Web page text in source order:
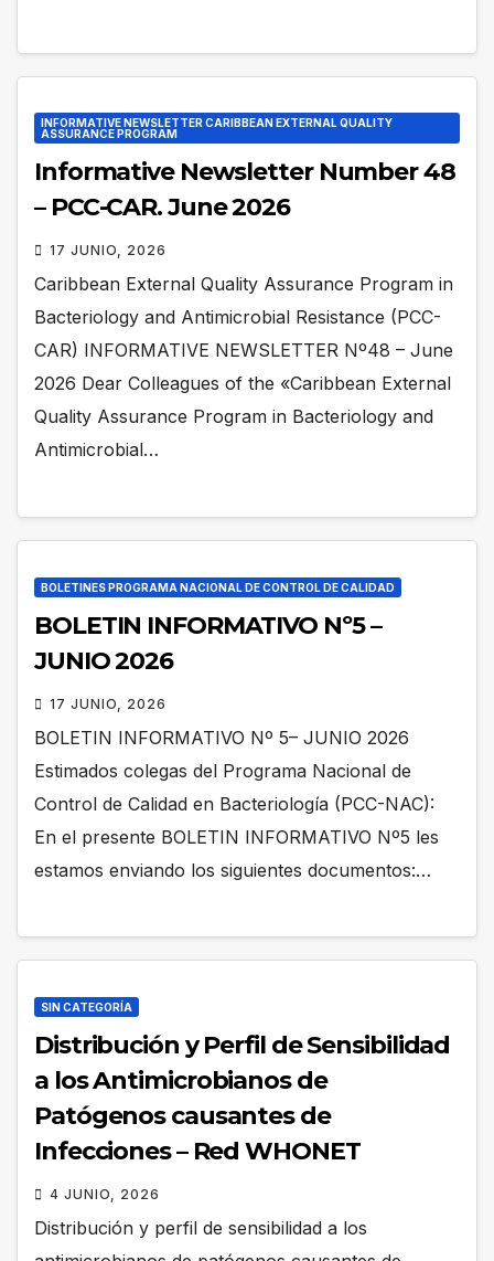
INFORMATIVE NEWSLETTER CARIBBEAN EXTERNAL QUALITY
ASSURANCE PROGRAM
Informative Newsletter Number 48
– PCC-CAR. June 2026
17 JUNIO, 2026
Caribbean External Quality Assurance Program in
Bacteriology and Antimicrobial Resistance (PCC-
CAR) INFORMATIVE NEWSLETTER Nº48 – June
2026 Dear Colleagues of the «Caribbean External
Quality Assurance Program in Bacteriology and
Antimicrobial…
BOLETINES PROGRAMA NACIONAL DE CONTROL DE CALIDAD
BOLETIN INFORMATIVO Nº5 –
JUNIO 2026
17 JUNIO, 2026
BOLETIN INFORMATIVO Nº 5– JUNIO 2026
Estimados colegas del Programa Nacional de
Control de Calidad en Bacteriología (PCC-NAC):
En el presente BOLETIN INFORMATIVO Nº5 les
estamos enviando los siguientes documentos:…
SIN CATEGORÍA
Distribución y Perfil de Sensibilidad
a los Antimicrobianos de
Patógenos causantes de
Infecciones – Red WHONET
4 JUNIO, 2026
Distribución y perfil de sensibilidad a los